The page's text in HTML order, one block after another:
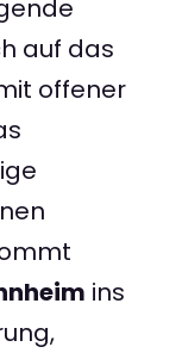
auf das
offener
ins